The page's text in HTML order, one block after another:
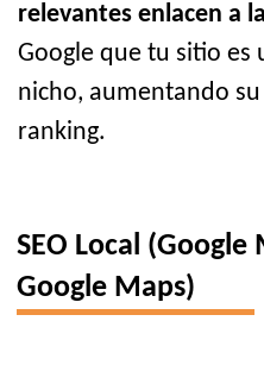
relevantes enlacen a
Google que tu sitio es
nicho, aumentando
ranking.
SEO Local (Google
Google Maps)